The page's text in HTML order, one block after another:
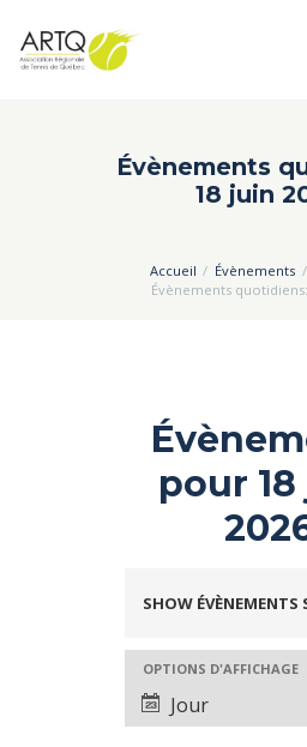
Évènements
18 juin
Accueil Évènements
Évènements
pour
è
n
e
SHOW ÉVÈNEMENTS
OPTIONS D'AFFICHAGE
Jour